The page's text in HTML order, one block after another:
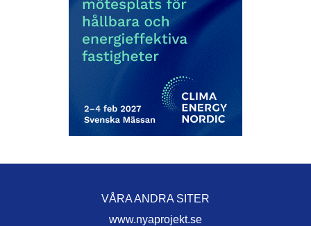
VÅRA ANDRA SITER
www.nyaprojekt.se